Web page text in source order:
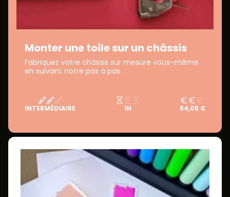
Monter une toile sur un châssis
Fabriquez votre châssis sur mesure vous-même
en suivant notre pas à pas.
INTERMÉDIAIRE 1H 54,05 €